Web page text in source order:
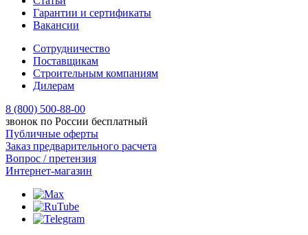
Гарантии и сертификаты
Вакансии
Сотрудничество
Поставщикам
Строительным компаниям
Дилерам
8 (800) 500-88-00
звонок по России бесплатный
Публичные оферты
Заказ предварительного расчета
Вопрос / претензия
Интернет-магазин